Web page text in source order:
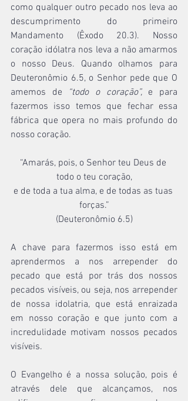
como qualquer outro pecado nos leva ao
descumprimento do primeiro
Mandamento (Êxodo 20.3). Nosso
coração idólatra nos leva a não amarmos
o nosso Deus. Quando olhamos para
Deuteronômio 6.5, o Senhor pede que O
amemos de
“todo o coração”, e para
fazermos isso temos que fechar essa
fábrica que opera no mais profundo do
nosso coração.
“Amarás, pois, o Senhor teu Deus de
todo o teu coração,
e de toda a tua alma, e de todas as tuas
forças.”
(Deuteronômio 6.5)
A chave para fazermos isso está em
aprendermos a nos arrepender do
pecado que está por trás dos nossos
pecados visíveis, ou seja, nos arrepender
de nossa idolatria, que está enraizada
em nosso coração e que junto com a
incredulidade motivam nossos pecados
visíveis.
O Evangelho é a nossa solução, pois é
através dele que alcançamos, nos